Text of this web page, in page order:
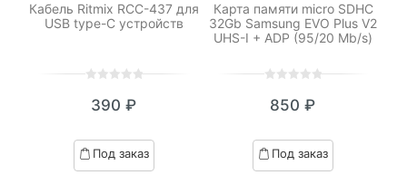
Кабель Ritmix RCC-437 для
USB type-C устройств
out
based
on
390 ₽
Под заказ
Карта памяти micro SDHC
32Gb Samsung EVO Plus V2
UHS-I + ADP (95/20 Mb/s)
out
based
on
850 ₽
Под заказ